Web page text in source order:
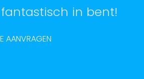
in bent!
AANVRAGEN